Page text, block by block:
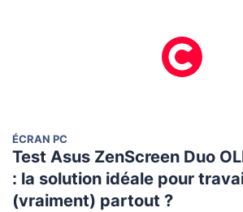
ÉCRAN PC
Test Asus ZenScreen Duo
: la solution idéale pour
(vraiment) partout ?